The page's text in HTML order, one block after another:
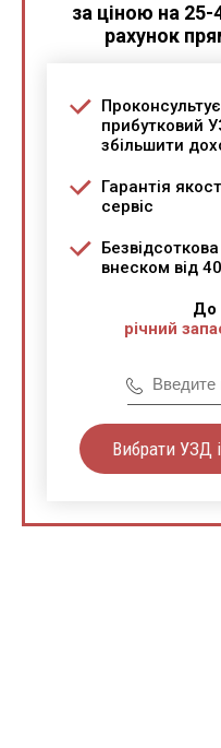
за ціною на 25-
рахунок
прибутковий
збільшити
Гарантія
сервіс
внеском від
До
річний
Вибрати УЗД